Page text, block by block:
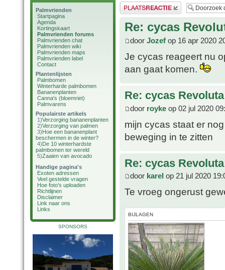
Palmvrienden
Startpagina
Agenda
Kortingskaart
Palmvrienden forums
Palmvrienden chat
Palmvrienden wiki
Palmvrienden maps
Palmvrienden label
Contact
Plantenlijsten
Palmbomen
Winterharde palmbomen
Bananenplanten
Canna's (bloemriet)
Palmvarens
Populairste artikels
1)Verzorging bananenplanten
2)Verzorging van palmen
3)Hoe een bananenplant
beschermen in de winter?
4)De 10 winterhardste
palmbomen ter wereld
5)Zaaien van avocado
Handige pagina's
Exoten adressen
Veel gestelde vragen
Hoe foto's uploaden
Richtlijnen
Disclaimer
Link naar ons
Links
SPONSORS
Plaats een reactie
Re: cycas
door Jozef op 16 apr 2020
Je cycas reageert nu
aan gaat komen.
Re: cycas Revoluta
door royke op 02 jul 2020
mijn cycas staat er
beweging in te zitten
Re: cycas Revoluta
door karel op 21 jul 2020
Te vroeg ongerust
BIJLAGEN